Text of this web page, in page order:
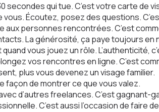
secondes qui tue. C’est votre carte de
Écoutez, posez des questions.
personnes rencontrées. C’est
La générosité, ça paye toujours en
vous jouez un rôle. L’authenticité,
vos rencontres en ligne. C’est
plus vous devenez un visage familier.
de montrer ce que vous valez.
d’autres freelances. C’est gagnant-
C’est aussi l’occasion de